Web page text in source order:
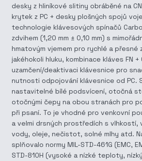
desky z hliníkové slitiny obráběné na
krytek z PC + desky plošných spojů
technologie klávesových spínačů
zdvihem (1,20 mm ± 0,10 mm) s
hmatovým vjemem pro rychlé a přesné
jakéhokoli hluku, kombinace kláves FN +
uzamčení/deaktivaci klávesnice pro
nutnosti odpojování klávesnice od PC.
nastavitelné bílé podsvícení, otočná
otočnými čepy na obou stranách pro
při psaní. To je vhodné pro venkovní
a velmi drsných prostředích s vlhkostí,
vody, oleje, nečistot, solné mlhy atd.
splňovalo normy MIL-STD-461G (EMC,
STD-810H (vysoké a nízké teploty,